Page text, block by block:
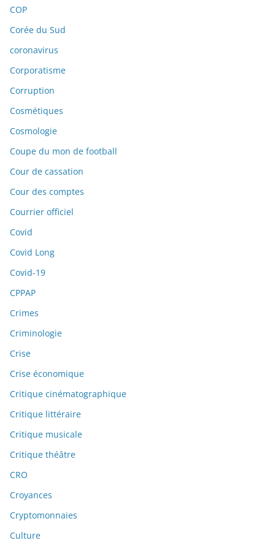
COP
Corée du Sud
coronavirus
Corporatisme
Corruption
Cosmétiques
Cosmologie
Coupe du mon de football
Cour de cassation
Cour des comptes
Courrier officiel
Covid
Covid Long
Covid-19
CPPAP
Crimes
Criminologie
Crise
Crise économique
Critique cinématographique
Critique littéraire
Critique musicale
Critique théâtre
CRO
Croyances
Cryptomonnaies
Culture